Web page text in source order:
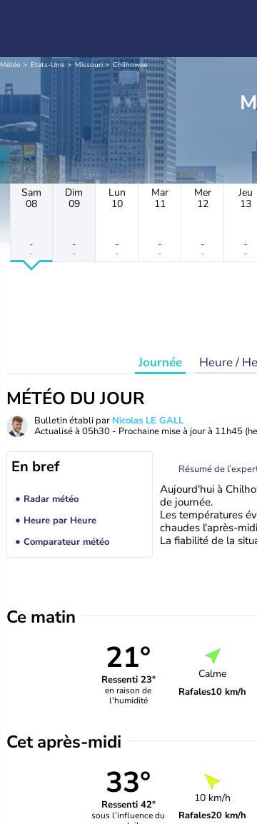
Météo Etats-Unis Missouri Chilhowee
Sam
08
-
-
Dim
09
-
-
Lun
10
-
-
Mar
11
-
-
Mer
12
-
-
Jeu
13
-
-
Journée Heure /
MÉTÉO DU JOUR
Bulletin établi par Nicolas LE GALL
Actualisé à 05h30 - Prochaine mise à jour à 11h45
En bref
Radar météo
Heure par Heure
Comparateur météo
Résumé de
Aujourd'hui à
de journée.
Les températures
chaudes l'après-
La fiabilité de la
Ce matin
21°
Ressenti 23°
en raison de
l'humidité
Calme
Rafales10 km/h
Cet après-midi
33°
Ressenti 42°
sous l’influence du
10 km/h
Rafales20 km/h